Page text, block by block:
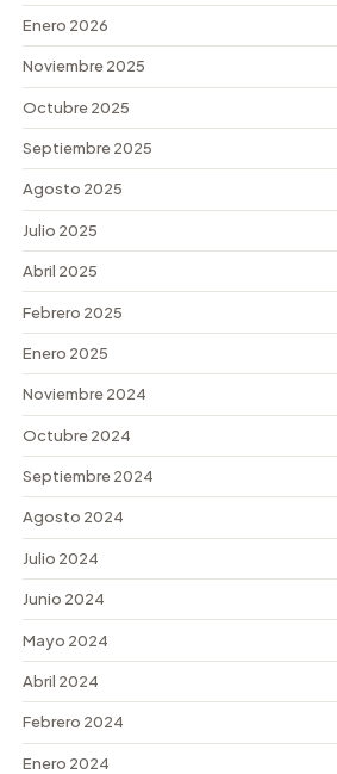
Enero 2026
Noviembre 2025
Octubre 2025
Septiembre 2025
Agosto 2025
Julio 2025
Abril 2025
Febrero 2025
Enero 2025
Noviembre 2024
Octubre 2024
Septiembre 2024
Agosto 2024
Julio 2024
Junio 2024
Mayo 2024
Abril 2024
Febrero 2024
Enero 2024